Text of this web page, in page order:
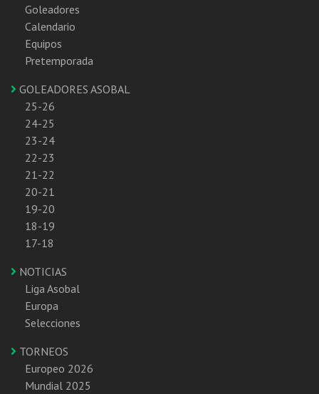
Goleadores
Calendario
Equipos
Pretemporada
GOLEADORES ASOBAL
25-26
24-25
23-24
22-23
21-22
20-21
19-20
18-19
17-18
NOTICIAS
Liga Asobal
Europa
Selecciones
TORNEOS
Europeo 2026
Mundial 2025